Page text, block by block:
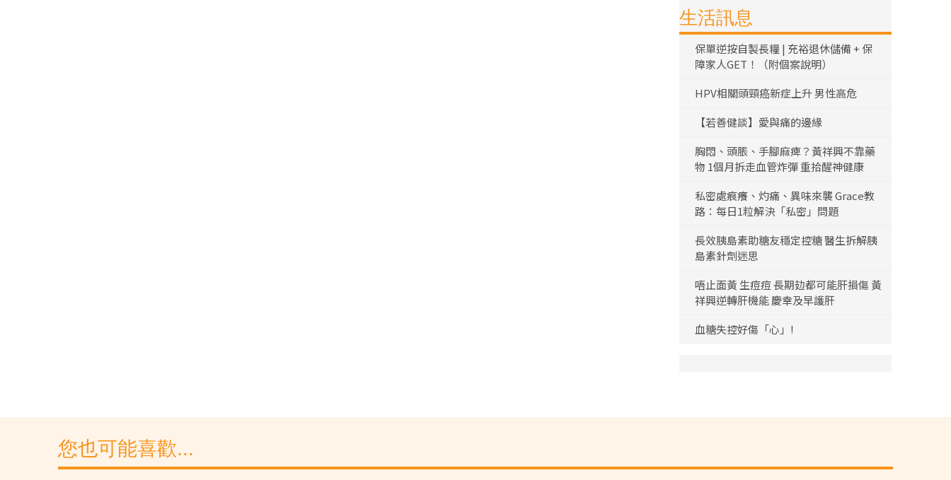
生活訊息
保單逆按自製長糧 | 充裕退休儲備 + 保
障家人GET！（附個案說明）
HPV相關頭頸癌新症上升 男性高危
【若善健談】愛與痛的邊緣
胸悶、頭脹、手腳麻痺？黃祥興不靠藥
物 1個月拆走血管炸彈 重拾醒神健康
私密處痕癢、灼痛、異味來襲 Grace教
路：每日1粒解決「私密」問題
長效胰島素助糖友穩定控糖 醫生拆解胰
島素針劑迷思
唔止面黃 生痘痘 長期攰都可能肝損傷 黃
祥興逆轉肝機能 慶幸及早護肝
血糖失控好傷「心」!
您也可能喜歡...